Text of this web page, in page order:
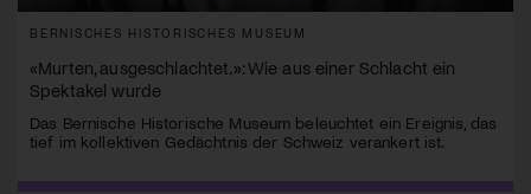
BERNISCHES HISTORISCHES MUSEUM
«Murten, ausgeschlachtet.»: Wie aus einer Schlacht ein
Spektakel wurde
Das Bernische Historische Museum beleuchtet ein Ereignis, das
tief im kollektiven Gedächtnis der Schweiz verankert ist.